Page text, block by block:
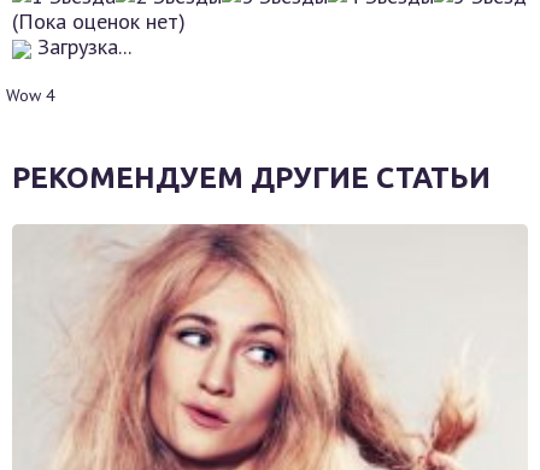
(Пока оценок нет)
Загрузка...
Wow 4
РЕКОМЕНДУЕМ ДРУГИЕ СТАТЬИ